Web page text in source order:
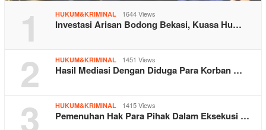
1 HUKUM&KRIMINAL 1644 Views
Investasi Arisan Bodong Bekasi, Kuasa Hu…
2 HUKUM&KRIMINAL 1451 Views
Hasil Mediasi Dengan Diduga Para Korban …
3 HUKUM&KRIMINAL 1415 Views
Pemenuhan Hak Para Pihak Dalam Eksekusi …